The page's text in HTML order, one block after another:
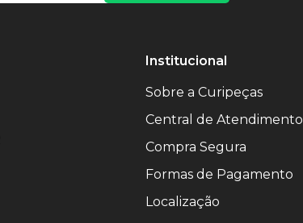
Institucional
Sobre a Curipeças
Central de Atendimento
Compra Segura
Formas de Pagamento
Localização